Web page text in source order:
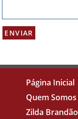
Página Inicial
Quem Somos
Zilda Brandão